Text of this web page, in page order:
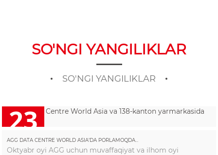
SO'NGI YANGILIKLAR
SO'NGI YANGILIKLAR
23
2025/10
AGG DATA CENTRE WORLD ASIA’DA PORLAMOQDA...
Oktyabr oyi AGG uchun muvaffaqiyat va ilhom oyi